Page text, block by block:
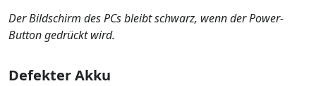
Der Bildschirm des PCs bleibt schwarz, wenn der Power-
Button gedrückt wird.
Defekter Akku